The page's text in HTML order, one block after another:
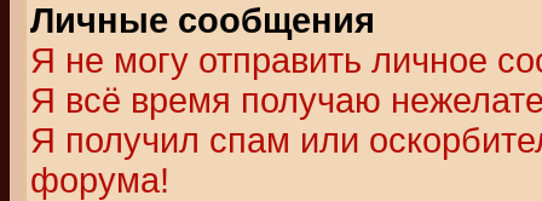
Личные сообщения
Я не могу отправить личное
Я всё время получаю
Я получил спам или
форума!